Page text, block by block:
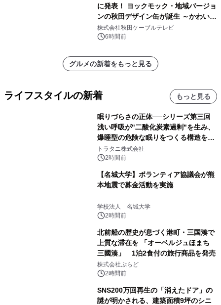
に発表！ ヨックモック・地域バージョ
ンの秋田デザイン缶が誕生 ～かわいい
秋田犬の子犬と秋田の四季と名所を巡
るパッケージ～ 9月1日(火)秋田県内で
株式会社秋田ケーブルテレビ
6時間前
グルメの新着をもっと見る
ライフスタイルの新着 もっと見る
眠りづらさの正体──シリーズ第三回
浅い呼吸が"二酸化炭素過剰"を生み、
爆睡型の危険な眠りをつくる構造を解
説
トラタニ株式会社
2時間前
【名城大学】ボランティア協議会が熊
本地震で募金活動を実施
学校法人 名城大学
2時間前
北前船の歴史が息づく港町・三国湊で
上質な滞在を 「オーベルジュほまち
三國湊」 1泊2食付の旅行商品を発売
株式会社ぷらど
2時間前
SNS200万回再生の「消えたドア」の
謎が明かされる、建築面積9坪のシニ